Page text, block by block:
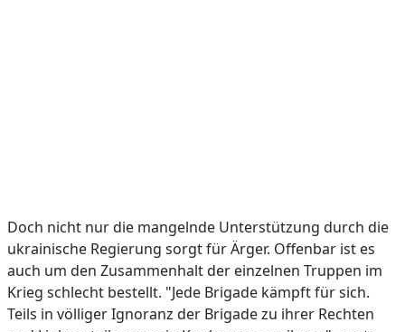
Doch nicht nur die mangelnde Unterstützung durch die
ukrainische Regierung sorgt für Ärger. Offenbar ist es
auch um den Zusammenhalt der einzelnen Truppen im
Krieg schlecht bestellt. "Jede Brigade kämpft für sich.
Teils in völliger Ignoranz der Brigade zu ihrer Rechten